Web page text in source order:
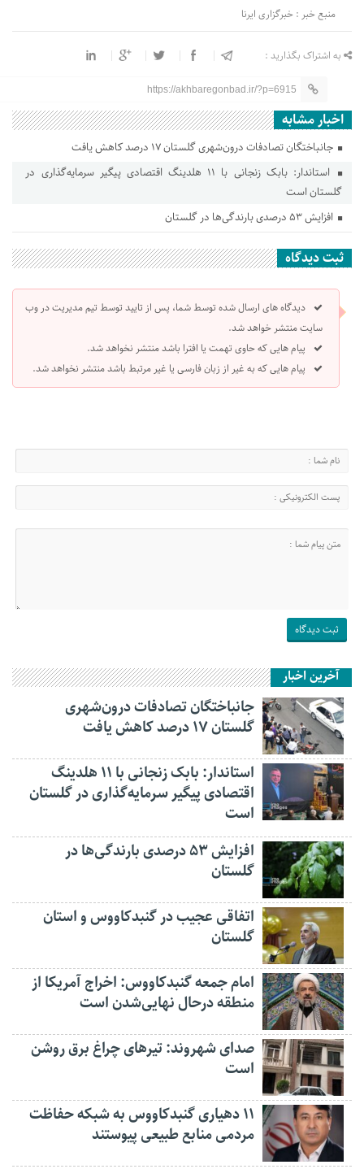
منبع خبر : خبرگزاری ایرنا
به اشتراک بگذارید :
https://akhbaregonbad.ir/?p=6915
اخبار مشابه
جانباختگان تصادفات درون‌شهری گلستان ۱۷ درصد کاهش یافت
استاندار: بابک زنجانی با ۱۱ هلدینگ اقتصادی پیگیر سرمایه‌گذاری در
گلستان است
افزایش ۵۳ درصدی بارندگی‌ها در گلستان
ثبت دیدگاه
دیدگاه های ارسال شده توسط شما، پس از تایید توسط تیم مدیریت در وب
سایت منتشر خواهد شد.
پیام هایی که حاوی تهمت یا افترا باشد منتشر نخواهد شد.
پیام هایی که به غیر از زبان فارسی یا غیر مرتبط باشد منتشر نخواهد شد.
آخرین اخبار
جانباختگان تصادفات درون‌شهری
گلستان ۱۷ درصد کاهش یافت
استاندار: بابک زنجانی با ۱۱ هلدینگ
اقتصادی پیگیر سرمایه‌گذاری در گلستان
است
افزایش ۵۳ درصدی بارندگی‌ها در
گلستان
اتفاقی عجیب در‌ گنبدکاووس و استان
گلستان
امام جمعه گنبدکاووس: اخراج آمریکا از
منطقه درحال نهایی‌شدن است
صدای شهروند: تیرهای چراغ برق روشن
است
۱۱ دهیاری گنبدکاووس به شبکه حفاظت
مردمی منابع طبیعی پیوستند